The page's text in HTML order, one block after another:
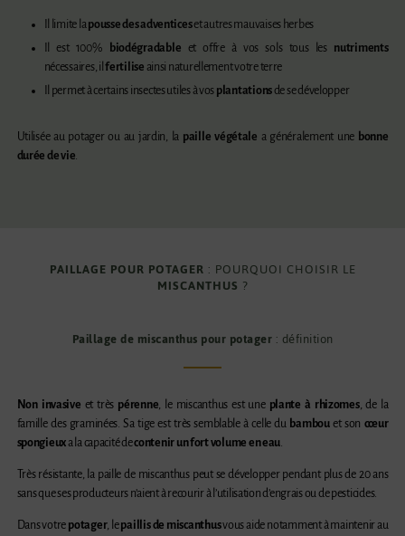
Il limite lapousse des adventiceset autres mauvaises herbes
Il est 100%
biodégradable et offre à vos sols tous les nutriments
nécessaires, ilfertilise ainsi naturellement votre terre
Il permet à certains insectes utiles à vos plantationsde se développer
Utilisée au potager ou au jardin, la paille végétale a généralement une bonne
durée de vie.
PAILLAGE POUR POTAGER : POURQUOI CHOISIR LE
MISCANTHUS ?
Paillage de miscanthus pour potager : définition
Non invasive et très pérenne , le miscanthus est une plante à rhizomes, de la
famille des graminées. Sa tige est très semblable à celle du bambouet son cœur
spongieuxa la capacité decontenir un fort volume en eau
Très résistante, la paille de miscanthus peut se développer pendant plus de 20 ans
sans que ses producteurs n’aient à recourir à l’utilisation d’engrais ou de pesticides.
Dans votre potager, lepaillis de miscanthusvous aide notamment à maintenir au